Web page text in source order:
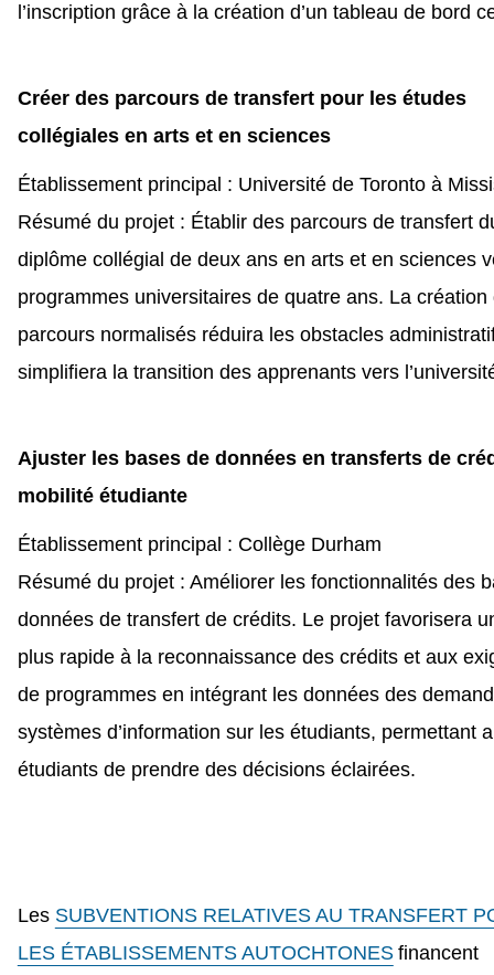
l’inscription grâce à la création d’un tableau de bord
Créer des parcours de transfert pour les études
collégiales en arts et en sciences
Établissement principal : Université de Toronto à
Résumé du projet : Établir des parcours de transfert
diplôme collégial de deux ans en arts et en sciences
programmes universitaires de quatre ans. La création
parcours normalisés réduira les obstacles
simplifiera la transition des apprenants vers
Ajuster les bases de données en transferts de
mobilité étudiante
Établissement principal : Collège Durham
Résumé du projet : Améliorer les fonctionnalités des
données de transfert de crédits. Le projet favorisera
plus rapide à la reconnaissance des crédits et aux
de programmes en intégrant les données des
systèmes d’information sur les étudiants, permettant
étudiants de prendre des décisions éclairées.
Les SUBVENTIONS RELATIVES AU TRANSFERT
LES ÉTABLISSEMENTS AUTOCHTONESfinancent